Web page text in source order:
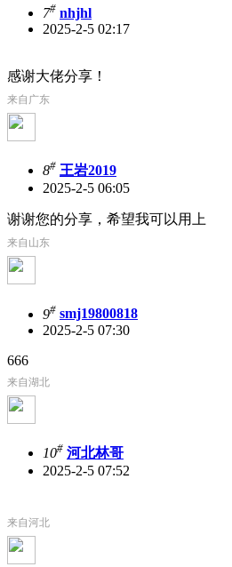
7# nhjhl
2025-2-5 02:17
感谢大佬分享！
来自广东
8# 王岩2019
2025-2-5 06:05
谢谢您的分享，希望我可以用上
来自山东
9# smj19800818
2025-2-5 07:30
666
来自湖北
10# 河北林哥
2025-2-5 07:52
来自河北